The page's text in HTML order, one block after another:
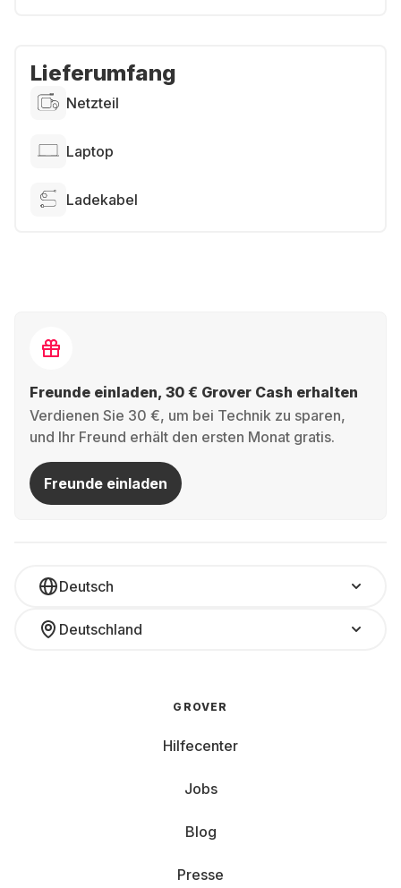
Lieferumfang
Netzteil
Laptop
Ladekabel
Freunde einladen, 30 € Grover Cash erhalten
Verdienen Sie 30 €, um bei Technik zu sparen,
und Ihr Freund erhält den ersten Monat gratis.
Freunde einladen
Deutsch
Deutschland
GROVER
Hilfecenter
Jobs
Blog
Presse